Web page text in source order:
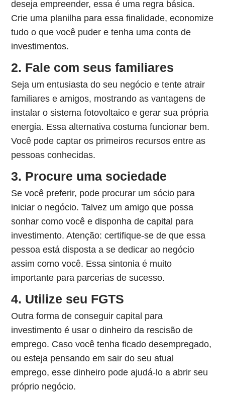
deseja empreender, essa é uma regra básica.
Crie uma planilha para essa finalidade, economize
tudo o que você puder e tenha uma conta de
investimentos.
2. Fale com seus familiares
Seja um entusiasta do seu negócio e tente atrair
familiares e amigos, mostrando as vantagens de
instalar o sistema fotovoltaico e gerar sua própria
energia. Essa alternativa costuma funcionar bem.
Você pode captar os primeiros recursos entre as
pessoas conhecidas.
3. Procure uma sociedade
Se você preferir, pode procurar um sócio para
iniciar o negócio. Talvez um amigo que possa
sonhar como você e disponha de capital para
investimento. Atenção: certifique-se de que essa
pessoa está disposta a se dedicar ao negócio
assim como você. Essa sintonia é muito
importante para parcerias de sucesso.
4. Utilize seu FGTS
Outra forma de conseguir capital para
investimento é usar o dinheiro da rescisão de
emprego. Caso você tenha ficado desempregado,
ou esteja pensando em sair do seu atual
emprego, esse dinheiro pode ajudá-lo a abrir seu
próprio negócio.